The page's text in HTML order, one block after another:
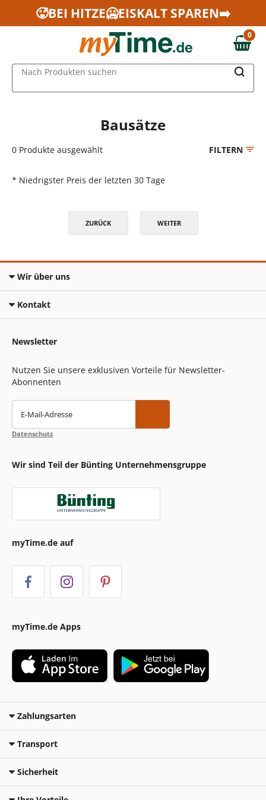
Zum Hauptinhalt springen
Zur Navigation springen
Zur Suche springen
🥵BEI HITZE🥶EISKALT SPAREN➡️
0,00 €
0
Nach Produkten suchen
Bausätze
0 Produkte ausgewählt FILTERN
* Niedrigster Preis der letzten 30 Tage
ZURÜCK WEITER
Wir über uns
Kontakt
Newsletter
Nutzen Sie unsere exklusiven Vorteile für Newsletter-
Abonnenten
E-Mail-Adresse
Datenschutz
Wir sind Teil der Bünting Unternehmensgruppe
myTime.de auf
myTime.de Apps
Zahlungsarten
Transport
Sicherheit